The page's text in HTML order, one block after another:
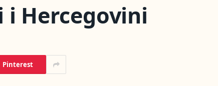
i Hercegovini
Pinterest